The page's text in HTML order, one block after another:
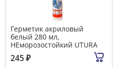
Герметик акриловый
белый 280 мл,
НЕморозостойкий UTURA
245₽